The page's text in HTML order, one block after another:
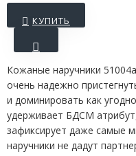
КУПИТЬ
Кожаные наручники
очень надежно
и доминировать как
удерживает БДСМ
зафиксирует даже самые
наручники не дадут